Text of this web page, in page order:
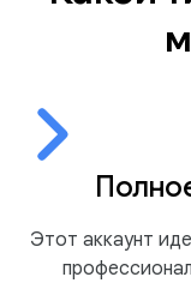
Этот аккаунт